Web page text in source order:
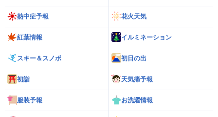
熱中症予報 花火天気
紅葉情報 イルミネーション
スキー＆スノボ 初日の出
初詣 天気痛予報
服装予報 お洗濯情報